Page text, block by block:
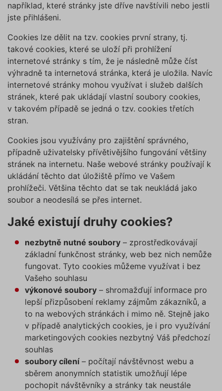
například, které stránky jste dříve navštívili nebo jestli
jste přihlášeni.
Cookies lze dělit na tzv. cookies první strany, tj.
takové cookies, které se uloží při prohlížení
internetové stránky s tím, že je následně může číst
výhradně ta internetová stránka, která je uložila. Navíc
internetové stránky mohou využívat i služeb dalších
stránek, které pak ukládají vlastní soubory cookies,
v takovém případě se jedná o tzv. cookies třetích
stran.
Cookies jsou využívány pro zajištění správného,
případně uživatelsky přívětivějšího fungování většiny
stránek na internetu. Naše webové stránky používají k
ukládání těchto dat úložiště přímo ve Vašem
prohlížeči. Většina těchto dat se tak neukládá jako
soubor a neodesílá se přes internet.
Jaké existují druhy cookies?
nezbytně nutné soubory– zprostředkovávají
základní funkčnost stránky, web bez nich nemůže
fungovat. Tyto cookies můžeme využívat i bez
Vašeho souhlasu
výkonové soubory– shromažďují informace pro
lepší přizpůsobení reklamy zájmům zákazníků, a
to na webových stránkách i mimo ně. Stejně jako
v případě analytických cookies, je i pro využívání
marketingových cookies nezbytný Váš předchozí
souhlas
soubory cílení– počítají návštěvnost webu a
sběrem anonymních statistik umožňují lépe
pochopit návštěvníky a stránky tak neustále